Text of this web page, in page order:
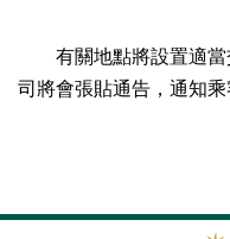
有關地點將設置適當
司將會張貼通告，通知乘